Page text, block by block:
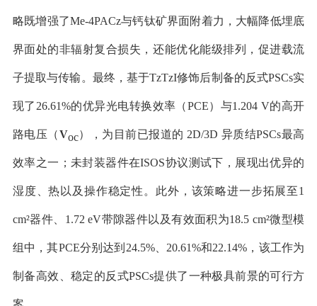
略既增强了Me-4PACz与钙钛矿界面附着力，大幅降低埋底
界面处的非辐射复合损失，还能优化能级排列，促进载流
子提取与传输。最终，基于TzTzI修饰后制备的反式PSCs实
现了 26.61%的优异光电转换效率（PCE）与1.204 V的高开
路电压（Voc），为目前已报道的 2D/3D 异质结PSCs最高
效率之一；未封装器件在ISOS协议测试下，展现出优异的
湿度、热以及操作稳定性。此外，该策略进一步拓展至1
cm²器件、 1.72 eV带隙器件以及有效面积为18.5 cm²微型模
组中，其PCE分别达到 24.5%、 20.61%和22.14% ，该工作为
制备高效、稳定的反式PSCs提供了一种极具前景的可行方